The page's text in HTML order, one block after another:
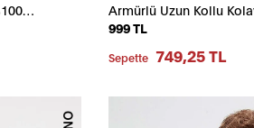
Armürlü Uzun Kollu
Nefes Alan Dört Mevsim
999 TL
Sepette 749,25 TL